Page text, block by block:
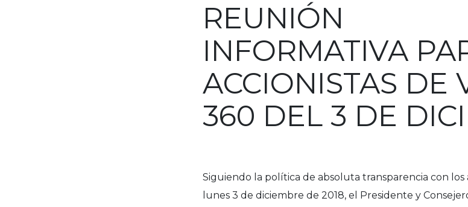
REUNIÓN
INFORMATIVA
ACCIONISTAS DE
360 DEL 3 DE
Siguiendo la política de absoluta transparencia con los
lunes 3 de diciembre de 2018, el Presidente y